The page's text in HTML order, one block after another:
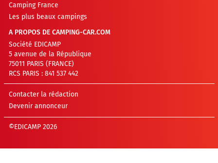
Camping France
Les plus beaux campings
A PROPOS DE CAMPING-CAR.COM
Société EDICAMP
5 avenue de la République
75011 PARIS (FRANCE)
RCS PARIS : 841 537 442
Contacter la rédaction
Devenir annonceur
©EDICAMP 2026